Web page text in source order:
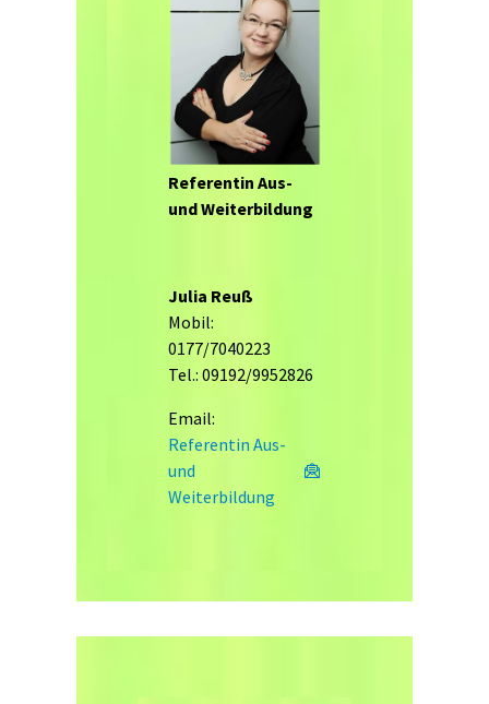
Referentin Aus-
und Weiterbildung
Julia Reuß
Mobil:
0177/7040223
Tel.: 09192/9952826
Email:
Referentin Aus-
und
Weiterbildung